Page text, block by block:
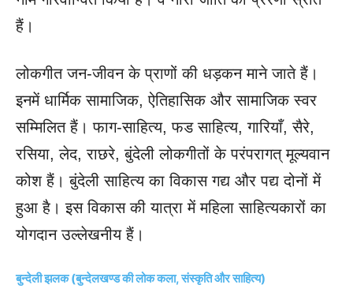
हैं।
लोकगीत जन-जीवन के प्राणों की धड़कन माने जाते हैं।
इनमें धार्मिक सामाजिक, ऐतिहासिक और सामाजिक स्वर
सम्मिलित हैं। फाग-साहित्य, फड साहित्य, गारियाँ, सैरे,
रसिया, लेद, राछरे, बुंदेली लोकगीतों के परंपरागत् मूल्यवान
कोश हैं। बुंदेली साहित्य का विकास गद्य और पद्य दोनों में
हुआ है। इस विकास की यात्रा में महिला साहित्यकारों का
योगदान उल्लेखनीय हैं।
बुन्देली झलक (बुन्देलखण्ड की लोक कला, संस्कृति और साहित्य)